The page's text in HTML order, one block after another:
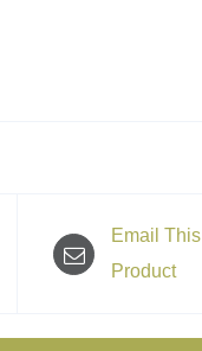
Email This
Product